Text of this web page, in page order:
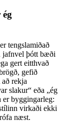
tengslamiðað
jafnvel þótt bæði
gert eitthvað
gefið
rekja
slakur“ eða „ég
byggingarleg:
virkaði ekki
næst.